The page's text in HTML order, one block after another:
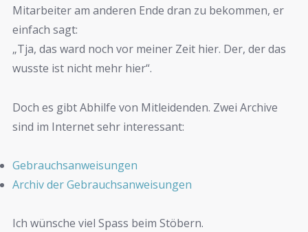
Mitarbeiter am anderen Ende dran zu bekommen, er
einfach sagt:
„Tja, das ward noch vor meiner Zeit hier. Der, der das
wusste ist nicht mehr hier“.
Doch es gibt Abhilfe von Mitleidenden. Zwei Archive
sind im Internet sehr interessant:
Gebrauchsanweisungen
Archiv der Gebrauchsanweisungen
Ich wünsche viel Spass beim Stöbern.